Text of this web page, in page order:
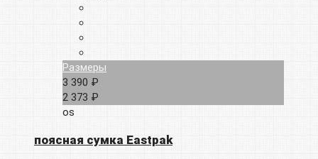
Размеры
3 390 ₽
2 373 ₽
os
поясная сумка Eastpak